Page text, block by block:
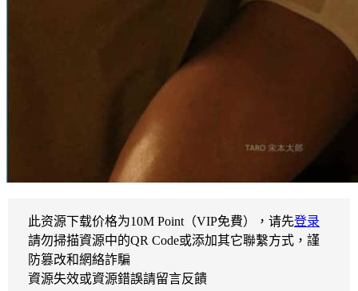
此资源下载价格为10M Point（VIP免費），请先登录
請勿掃描資源中的QR Code或添加其它聯繫方式，謹
防篡改和網絡詐騙
資源失效或資源錯誤請留言反饋